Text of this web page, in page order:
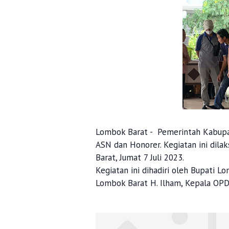
Lombok Barat - Pemerintah
ASN dan Honorer. Kegiatan ini
Barat, Jumat 7 Juli 2023.
Kegiatan ini dihadiri oleh Bupati
Lombok Barat H. Ilham, Kepala